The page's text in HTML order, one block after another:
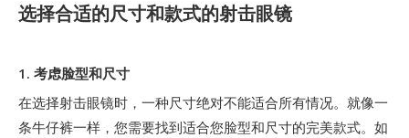
选择合适的尺寸和款式的射击眼镜
1. 考虑脸型和尺寸
在选择射击眼镜时，一种尺寸绝对不能适合所有情况。就像一
条牛仔裤一样，您需要找到适合您脸型和尺寸的完美款式。如